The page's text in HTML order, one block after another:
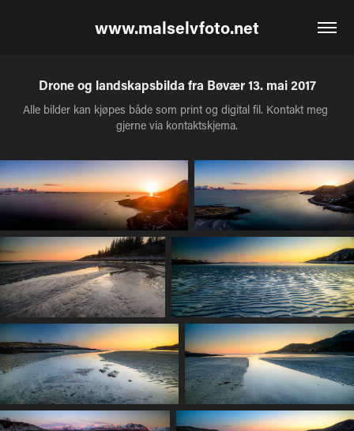
www.malselvfoto.net
Drone og landskapsbilda fra Bøvær 13. mai 2017
Alle bilder kan kjøpes både som print og digital fil. Kontakt meg
gjerne via kontaktskjema.